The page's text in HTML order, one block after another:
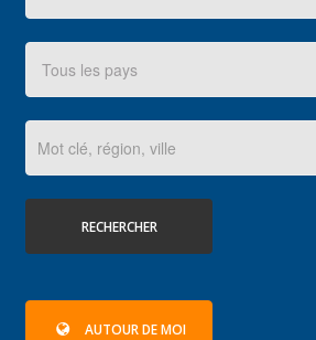
RECHERCHER
AUTOUR DE MOI